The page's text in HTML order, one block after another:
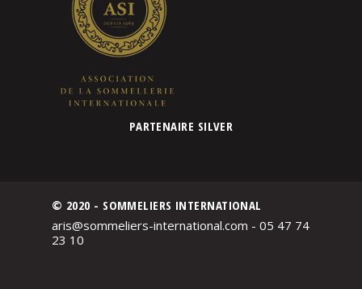
PARTENAIRE SILVER
© 2020 - SOMMELIERS INTERNATIONAL
aris@sommeliers-international.com - 05 47 74
23 10